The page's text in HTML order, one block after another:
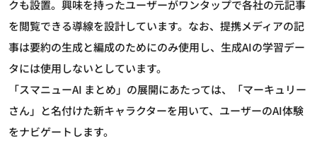
クも設置。興味を持ったユーザーがワンタップで各社の元記事
を閲覧できる導線を設計しています。なお、提携メディアの記
事は要約の生成と編成のためにのみ使用し、生成AIの学習デー
タには使用しないとしています。
「スマニューAI まとめ」の展開にあたっては、「マーキュリー
さん」と名付けた新キャラクターを用いて、ユーザーのAI体験
をナビゲートします。